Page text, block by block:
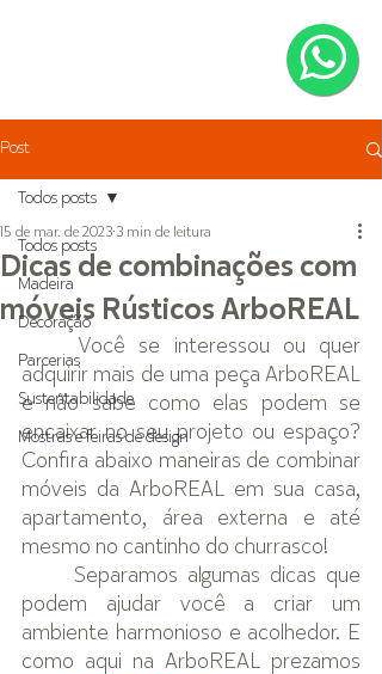
Post
Todos posts
Madeira
Decoração
Parcerias
Sustentabilidade
Mostras e feiras de design
Todos posts
Dicas de combinações com
móveis Rústicos ArboREAL
15 de mar. de 2023 3 min de leitura
Você se interessou ou quer
adquirir mais de uma peça ArboREAL
e não sabe como elas podem se
encaixar no seu projeto ou espaço?
Confira abaixo maneiras de combinar
móveis da ArboREAL em sua casa,
apartamento, área externa e até
mesmo no cantinho do churrasco!
Separamos algumas dicas que
podem ajudar você a criar um
ambiente harmonioso e acolhedor. E
como aqui na ArboREAL prezamos